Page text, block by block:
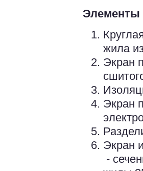
Элементы
жила
Экран
Экран
Экран
-